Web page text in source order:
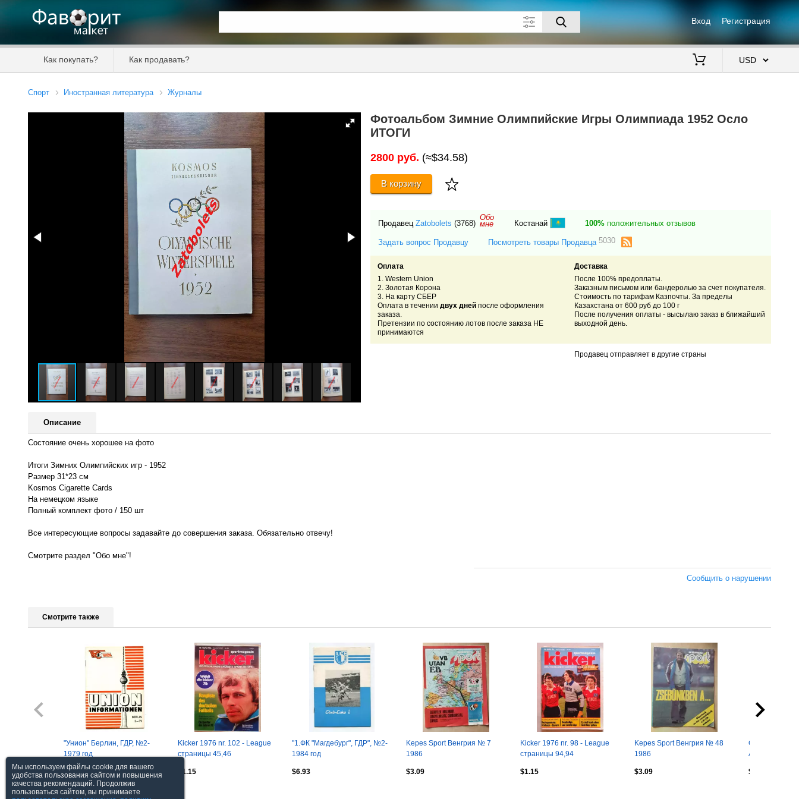
Вход Регистрация
Как покупать? Как продавать?
Спорт Иностранная литература Журналы
Фотоальбом Зимние Олимпийские Игры Олимпиада 1952 Осло
ИТОГИ
2800 руб. (≈$34.58)
В корзину
Продавец Zatobolets (3768)
Обо
мне Костанай 100%положительных отзывов
Задать вопрос Продавцу Посмотреть товары Продавца 5030
Оплата
1. Western Union
2. Золотая Корона
3. На карту СБЕР
Оплата в течении двух днейпосле оформления
заказа.
Претензии по состоянию лотов после заказа НЕ
принимаются
Доставка
После 100% предоплаты.
Заказным письмом или бандеролью за счет покупателя.
Стоимость по тарифам Казпочты. За пределы
Казахстана от 600 руб до 100 г
После получения оплаты - высылаю заказ в ближайший
выходной день.
Продавец отправляет в другие страны
Описание
Состояние очень хорошее на фото
Итоги Зимних Олимпийских игр - 1952
Размер 31*23 см
Kosmos Cigarette Cards
На немецком языке
Полный комплект фото / 150 шт
Все интересующие вопросы задавайте до совершения заказа. Обязательно отвечу!
Смотрите раздел "Обо мне"!
Сообщить о нарушении
Смотрите также
"Унион" Берлин, ГДР, №2-
1979 год
$9.24
Kicker 1976 nr. 102 - League
страницы 45,46
$1.15
"1.ФК "Магдебург", ГДР", №2-
1984 год
$6.93
Kepes Sport Венгрия № 7
1986
$3.09
Kicker 1976 nr. 98 - League
страницы 94,94
$1.15
Kepes Sport Венгрия № 48
1986
$3.09
Официальный
Английской
1963 год
$25.4
Посмотреть все
Мы используем файлы cookie для вашего
удобства пользования сайтом и повышения
качества рекомендаций. Продолжив
пользоваться сайтом, вы принимаете